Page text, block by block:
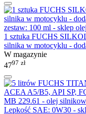
1 sztuka FUCHS
silnika w motocyklu -
W magazynie
4797 zł